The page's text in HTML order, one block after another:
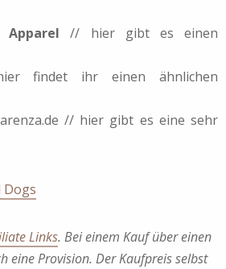
Apparel // hier gibt es einen
findet ihr einen ähnlichen
// hier gibt es eine sehr
Dogs
Links. Bei einem Kauf über einen
eine Provision. Der Kaufpreis selbst